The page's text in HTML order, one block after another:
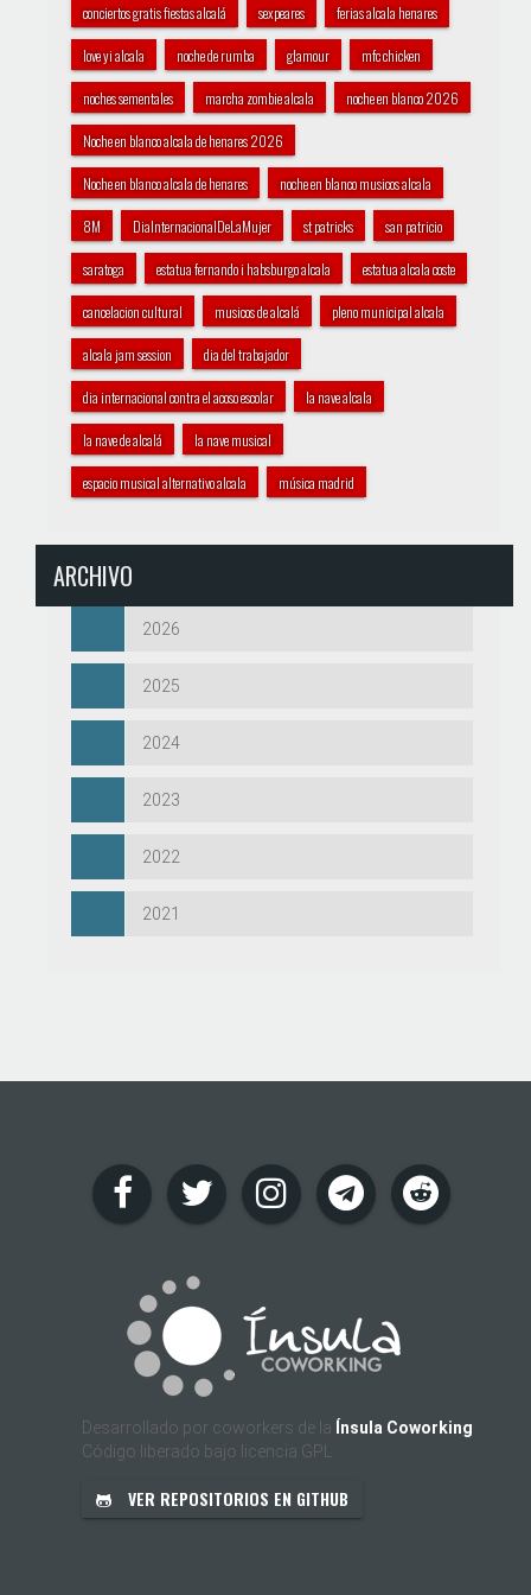
conciertos gratis fiestas alcalá sexpeares ferias alcala henares
love yi alcala noche de rumba glamour mfc chicken
noches sementales marcha zombie alcala noche en blanco 2026
Noche en blanco alcala de henares 2026
Noche en blanco alcala de henares noche en blanco musicos alcala
8M DiaInternacionalDeLaMujer st patricks san patricio
saratoga estatua fernando i habsburgo alcala estatua alcala coste
cancelacion cultural musicos de alcalá pleno municipal alcala
alcala jam session dia del trabajador
dia internacional contra el acoso escolar la nave alcala
la nave de alcalá la nave musical
espacio musical alternativo alcala música madrid
ARCHIVO
2026
2025
2024
2023
2022
2021
Desarrollado por coworkers de la Ínsula Coworking
Código liberado bajo licencia GPL
VER REPOSITORIOS EN GITHUB